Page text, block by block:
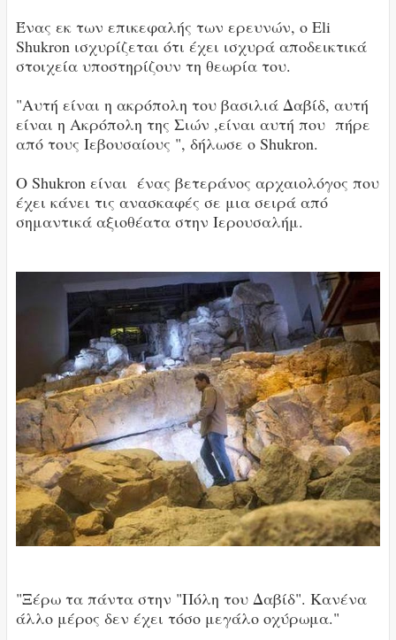
Ένας εκ των επικεφαλής των ερευνών, ο Eli
Shukron ισχυρίζεται ότι έχει ισχυρά αποδεικτικά
στοιχεία υποστηρίζουν τη θεωρία του.
"Αυτή είναι η ακρόπολη του βασιλιά Δαβίδ, αυτή
είναι η Ακρόπολη της Σιών ,είναι αυτή που πήρε
από τους Ιεβουσαίους ", δήλωσε ο Shukron.
Ο Shukron είναι ένας βετεράνος αρχαιολόγος που
έχει κάνει τις ανασκαφές σε μια σειρά από
σημαντικά αξιοθέατα στην Ιερουσαλήμ.
"Ξέρω τα πάντα στην "Πόλη του Δαβίδ". Κανένα
άλλο μέρος δεν έχει τόσο μεγάλο οχύρωμα."